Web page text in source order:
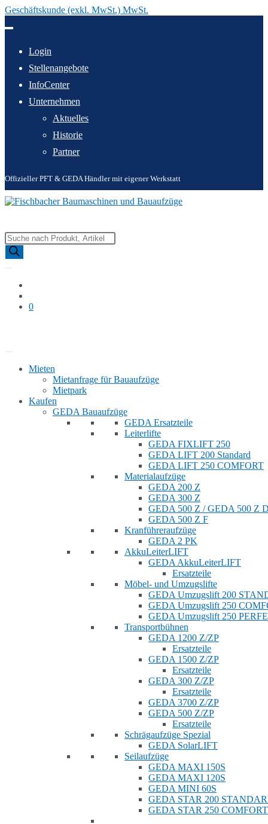
Geschäftskunde (exkl. MwSt.) MwSt.
Inhalt
Login
Stellenangebote
InfoCenter
Unternehmen
Aktuelles
Historie
Partner
Offizieller PFT & GEDA Händler mit eigener Werkstatt
Products
search
0
Mieten
Mietanfrage für Bauaufzüge
Mietpark
Kaufen
GEDA Bauaufzüge
GEDA Ersatzteile
Leiterlifte
GEDA FIXLIFT 250
GEDA LIFT 200 Standard
GEDA LIFT 250 COMFORT
Materialaufzüge
GEDA 200 Z
GEDA 300 Z
GEDA 500 Z / GEDA 500 Z
GEDA 500 Z F
Kranführeraufzüge
GEDA 2 PK
AkkuLeiterLIFT
GEDA AkkuLeiterLIFT
Ersatzteile
Möbel- und Umzugslifte
GEDA Umzugslift 200
GEDA Umzugslift 250
GEDA Umzugslift 250
Transportbühnen
GEDA 1200 Z/ZP
Ersatzteile
GEDA 1500 Z/ZP
Ersatzteile
GEDA 300 Z/ZP
Ersatzteile
GEDA 3700 Z/ZP
GEDA 500 Z/ZP
Ersatzteile
Schrägaufzüge Spezial
GEDA SolarLIFT
Seilaufzüge
GEDA MAXI 150S
GEDA MAXI 120S
GEDA MINI 60S
GEDA STAR 200
GEDA STAR 250 COMFORT